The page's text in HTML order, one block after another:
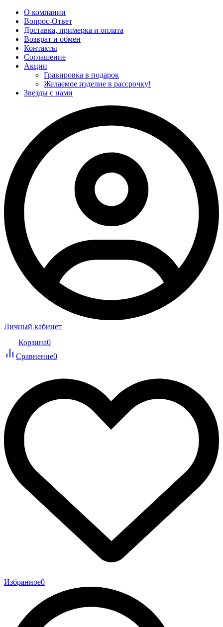
О компании
Вопрос-Ответ
Доставка, примерка и оплата
Возврат и обмен
Контакты
Соглашение
Акции
Гравировка в подарок
Желаемое изделие в рассрочку!
Звезды с нами
Личный кабинет
Корзина0
Сравнение0
Избранное0